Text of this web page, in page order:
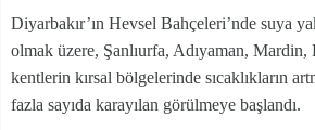
Diyarbakır’ın Hevsel Bahçeleri’nde suya
olmak üzere, Şanlıurfa, Adıyaman, Mardin,
kentlerin kırsal bölgelerinde sıcaklıkların
fazla sayıda karayılan görülmeye başlandı.